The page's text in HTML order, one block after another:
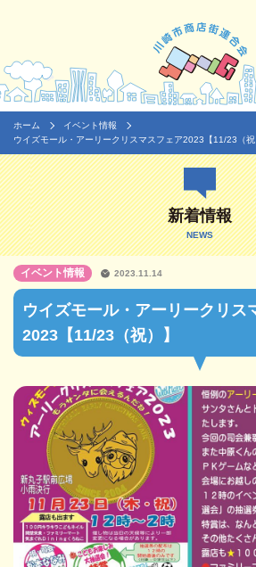
ホーム
イベント情報
ウイズモール・アーリークリスマスフェア2023【11/23（祝
新着情報
NEWS
ウイズモール・アーリークリス
2023【11/23（祝）】
イベント情報 2023.11.14